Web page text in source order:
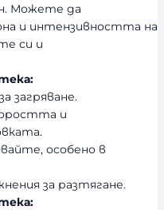
Можете да
и интензивността на
си и
загряване.
и
особено в
за разтягане.